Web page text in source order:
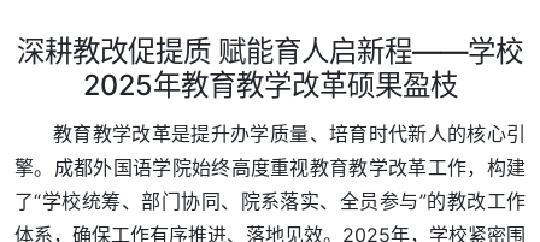
深耕教改促提质 赋能育人启新程——学校
2025年教育教学改革硕果盈枝
教育教学改革是提升办学质量、培育时代新人的核心引
擎。成都外国语学院始终高度重视教育教学改革工作，构建
了“学校统筹、部门协同、院系落实、全员参与”的教改工作
体系，确保工作有序推进、落地见效。2025年，学校紧密围